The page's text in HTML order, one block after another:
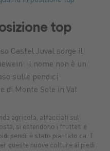
top
Castel Juval sorge il
il nome non è un
sulle pendici
di Monte Sole in Val
agricola, affacciati sul
si estendono i frutteti e
pendii è stato piantato ca. 1
queste nuove colture ai piedi